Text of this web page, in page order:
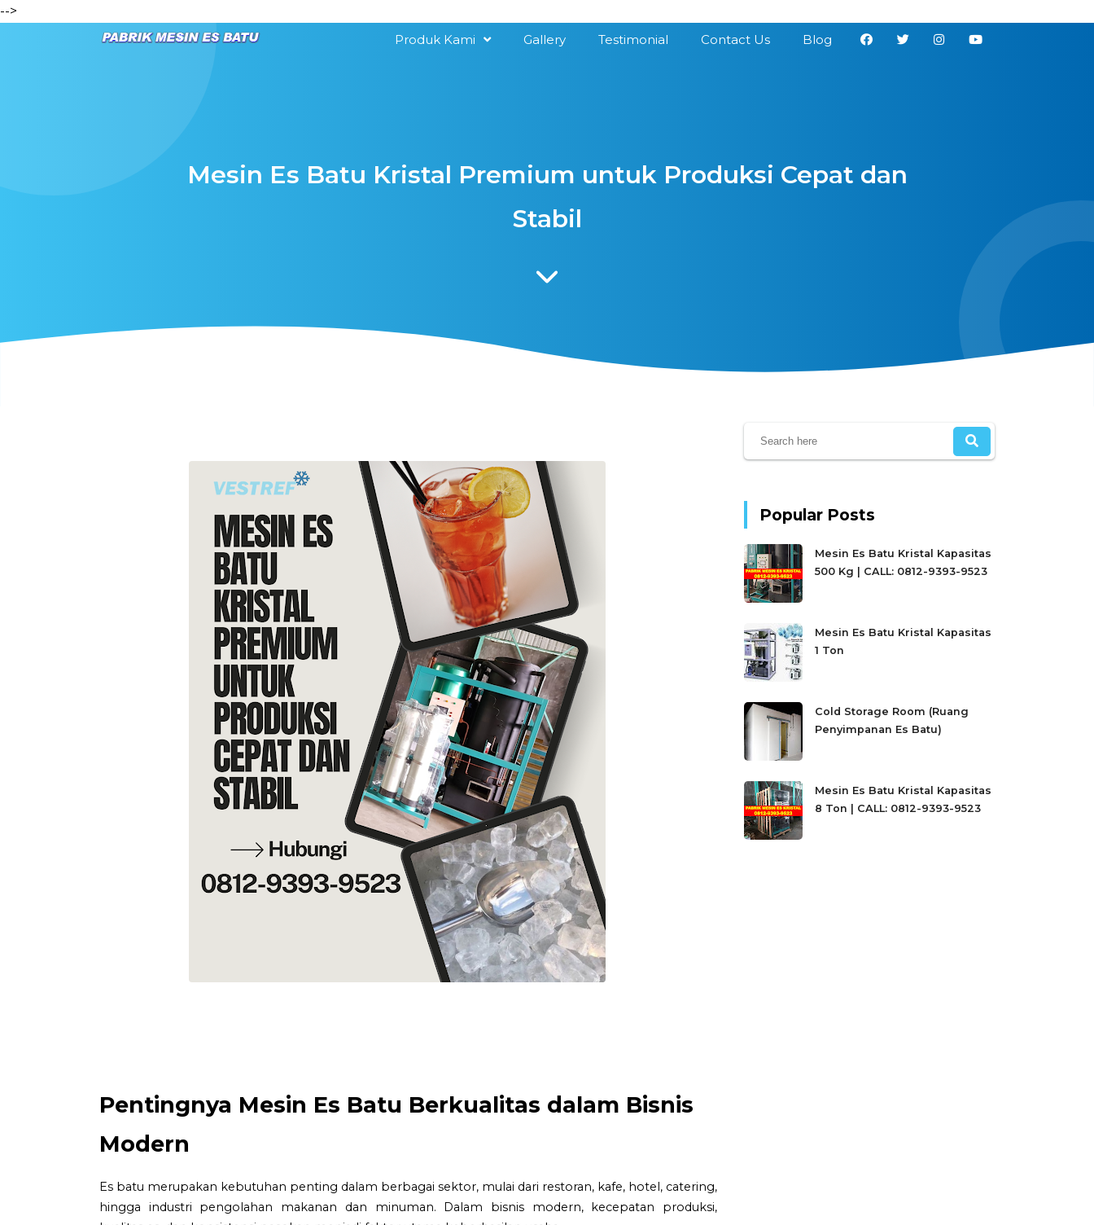
-->
Produk Kami
Gallery Testimonial Contact Us Blog
Mesin Es Batu Kristal Premium untuk Produksi Cepat dan
Stabil
Pentingnya Mesin Es Batu Berkualitas dalam Bisnis
Modern
Es batu merupakan kebutuhan penting dalam berbagai sektor, mulai dari restoran, kafe, hotel, catering,
hingga industri pengolahan makanan dan minuman. Dalam bisnis modern, kecepatan produksi,
Popular Posts
Mesin Es Batu Kristal Kapasitas
500 Kg | CALL: 0812-9393-9523
Mesin Es Batu Kristal Kapasitas
1 Ton
Cold Storage Room (Ruang
Penyimpanan Es Batu)
Mesin Es Batu Kristal Kapasitas
8 Ton | CALL: 0812-9393-9523